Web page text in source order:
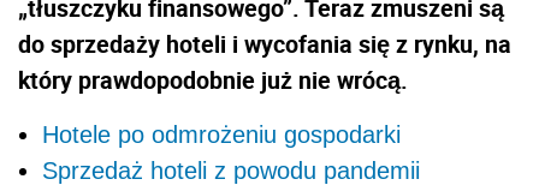
„tłuszczyku finansowego”. Teraz zmuszeni są
do sprzedaży hoteli i wycofania się z rynku, na
który prawdopodobnie już nie wrócą.
Hotele po odmrożeniu gospodarki
Sprzedaż hoteli z powodu pandemii